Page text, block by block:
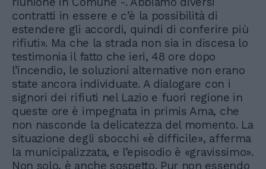
contratti in essere e c’è la possibilità di
estendere gli accordi, quindi di conferire più
rifiuti». Ma che la strada non sia in discesa lo
testimonia il fatto che ieri, 48 ore dopo
l’incendio, le soluzioni alternative non erano
state ancora individuate. A dialogare con i
signori dei rifiuti nel Lazio e fuori regione in
queste ore è impegnata in primis Ama, che
non nasconde la delicatezza del momento. La
situazione degli sbocchi «è difficile», afferma
la municipalizzata, e l’episodio è «gravissimo».
Non solo, è anche sospetto. Pur non essendo